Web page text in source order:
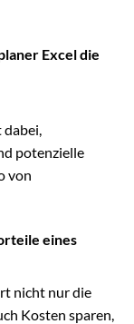
Excel die
dabei,
potenzielle
von
eines
nicht nur die
Kosten sparen,